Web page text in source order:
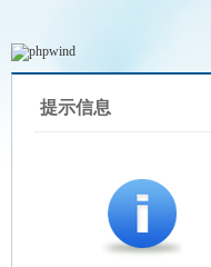
提示信息